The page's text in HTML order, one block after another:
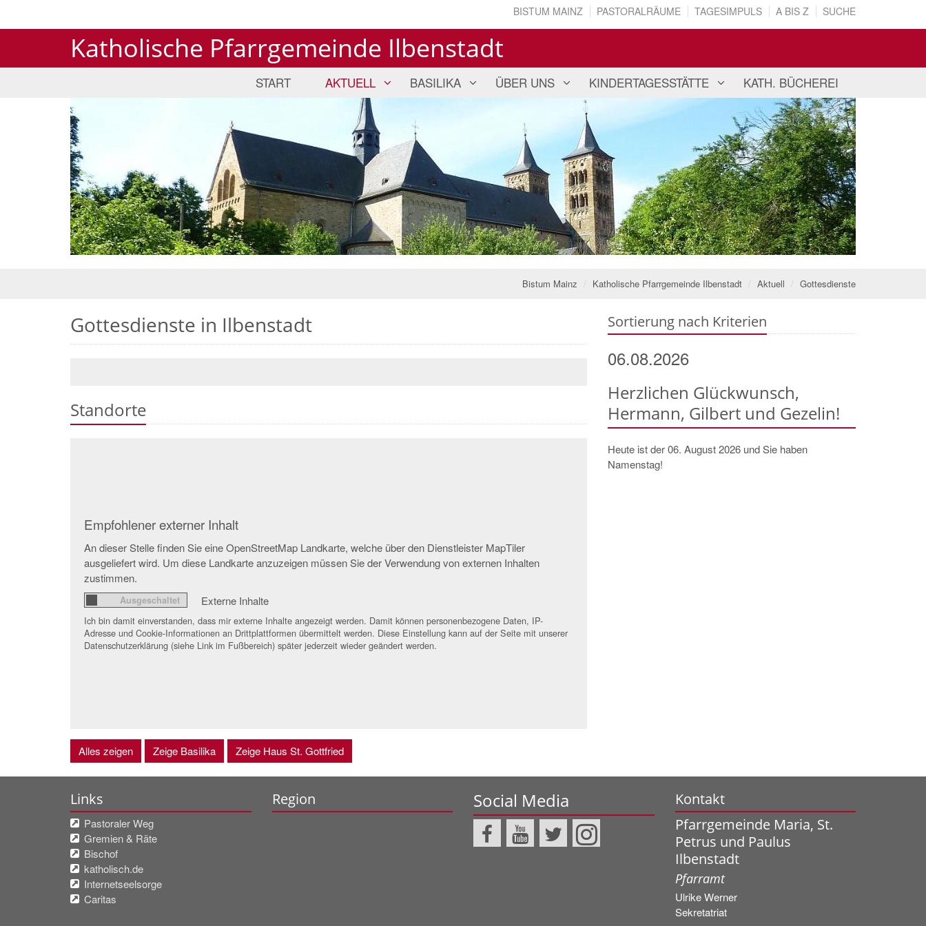
BISTUM MAINZ PASTORALRÄUME TAGESIMPULS A BIS Z SUCHE
Katholische Pfarrgemeinde Ilbenstadt
START AKTUELL BASILIKA ÜBER UNS KINDERTAGESSTÄTTE KATH. BÜCHEREI
Bistum Mainz Katholische Pfarrgemeinde Ilbenstadt Aktuell Gottesdienste
Gottesdienste in Ilbenstadt
Standorte
Empfohlener externer Inhalt
An dieser Stelle finden Sie eine OpenStreetMap Landkarte, welche über den Dienstleister MapTiler
ausgeliefert wird. Um diese Landkarte anzuzeigen müssen Sie der Verwendung von externen Inhalten
zustimmen.
Externe Inhalte
Ich bin damit einverstanden, dass mir externe Inhalte angezeigt werden. Damit können personenbezogene Daten, IP-
Adresse und Cookie-Informationen an Drittplattformen übermittelt werden. Diese Einstellung kann auf der Seite mit unserer
Datenschutzerklärung (siehe Link im Fußbereich) später jederzeit wieder geändert werden.
Alles zeigen Zeige Basilika Zeige Haus St. Gottfried
Sortierung nach Kriterien
06.08.2026
Herzlichen Glückwunsch,
Hermann, Gilbert und Gezelin!
Heute ist der 06. August 2026 und Sie haben
Namenstag!
Links
Pastoraler Weg
Gremien & Räte
Bischof
katholisch.de
Internetseelsorge
Caritas
Region Social Media
Kontakt
Pfarrgemeinde Maria, St.
Petrus und Paulus
Ilbenstadt
Pfarramt
UlrikeWerner
Sekretatriat